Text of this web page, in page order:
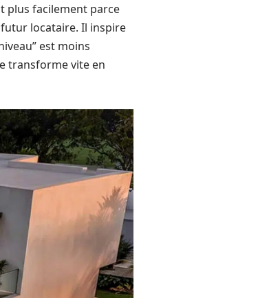
plus facilement parce
locataire. Il inspire
est moins
transforme vite en